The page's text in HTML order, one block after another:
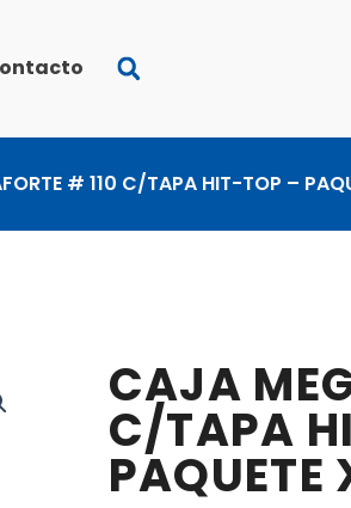
# 110 C/TAPA HIT-TOP –
CAJA
C/TAPA
PAQUETE